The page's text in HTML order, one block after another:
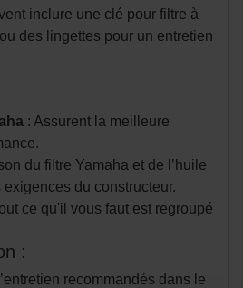
inclure une clé pour filtre à
des lingettes pour un entretien
: Assurent la meilleure
du filtre Yamaha et de l’huile
du constructeur.
ce qu'il vous faut est regroupé
:
recommandés dans le